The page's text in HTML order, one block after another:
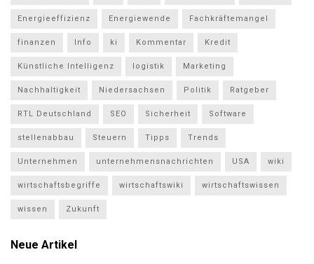
Energieeffizienz Energiewende Fachkräftemangel
finanzen Info ki Kommentar Kredit
Künstliche Intelligenz logistik Marketing
Nachhaltigkeit Niedersachsen Politik Ratgeber
RTL Deutschland SEO Sicherheit Software
stellenabbau Steuern Tipps Trends
Unternehmen unternehmensnachrichten USA wiki
wirtschaftsbegriffe wirtschaftswiki wirtschaftswissen
wissen Zukunft
Neue Artikel